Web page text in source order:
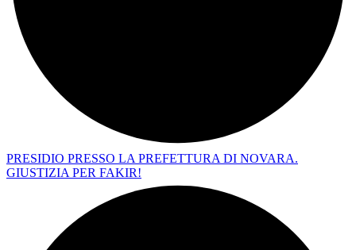
PRESIDIO PRESSO LA PREFETTURA DI NOVARA.
GIUSTIZIA PER FAKIR!